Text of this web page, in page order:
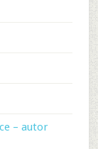
– autor